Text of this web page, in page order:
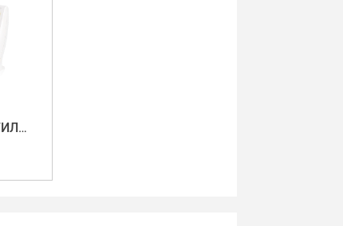
ТЕПЛОВЕНТИЛЯТОРЫ